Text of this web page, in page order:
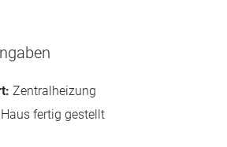
Zentralheizung
Haus fertig gestellt